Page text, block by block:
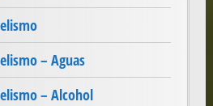
– Aguas
– Alcohol